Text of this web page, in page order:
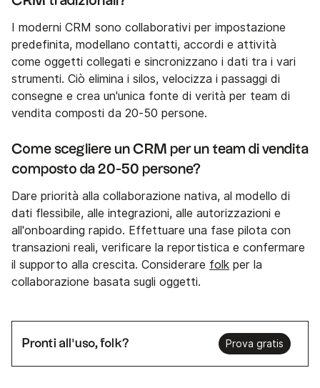
I moderni CRM sono collaborativi per impostazione
predefinita, modellano contatti, accordi e attività
come oggetti collegati e sincronizzano i dati tra i vari
strumenti. Ciò elimina i silos, velocizza i passaggi di
consegne e crea un'unica fonte di verità per team di
vendita composti da 20-50 persone.
Come scegliere un CRM per un team di vendita
composto da 20-50 persone?
Dare priorità alla collaborazione nativa, al modello di
dati flessibile, alle integrazioni, alle autorizzazioni e
all'onboarding rapido. Effettuare una fase pilota con
transazioni reali, verificare la reportistica e confermare
il supporto alla crescita. Considerare folk per la
collaborazione basata sugli oggetti.
Pronti all'uso, folk? Prova gratis